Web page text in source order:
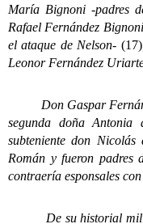
María Bignoni -padres
Rafael Fernández
el ataque de Nelson- (17)
Leonor Fernández
Don Gaspar
segunda doña
subteniente don
Román y fueron padres
contraería esponsales
De su historial militar,